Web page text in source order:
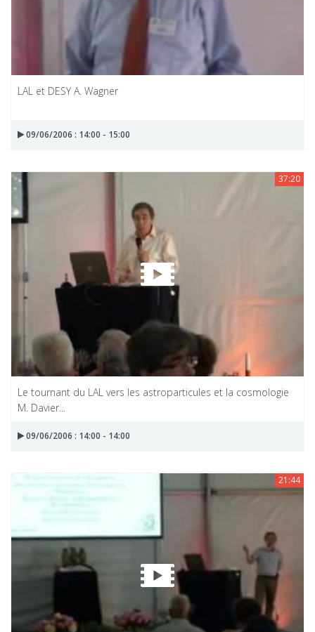
LAL et DESY A. Wagner
09/06/2006 : 14:00 - 15:00
37:20
Le tournant du LAL vers les astroparticules et la cosmologie
M. Davier...
09/06/2006 : 14:00 - 14:00
21:44